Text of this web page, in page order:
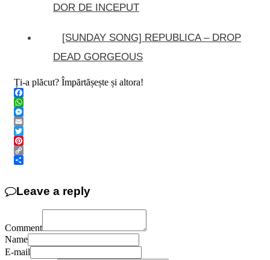
DOR DE INCEPUT
[SUNDAY SONG] REPUBLICA – DROP
DEAD GORGEOUS
Ți-a plăcut? Împărtășește și altora!
Facebook
WhatsApp
Messenger
Email
Twitter
Pinterest
Copy
Leave a reply
Comment
Name
E-mail